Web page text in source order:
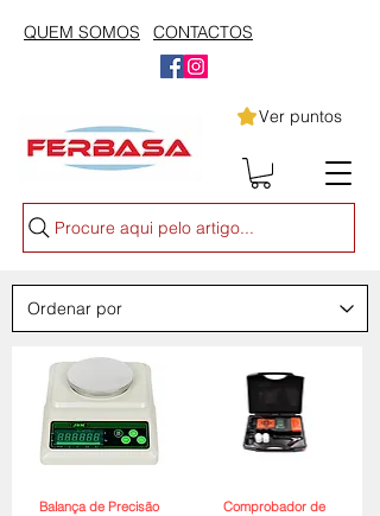
QUEM SOMOS CONTACTOS
Ver puntos
Procure aqui pelo artigo...
Balança de Precisão
Comprobador de